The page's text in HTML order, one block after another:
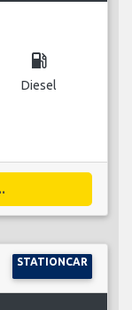
local_gas_station
Diesel
STATIONCAR